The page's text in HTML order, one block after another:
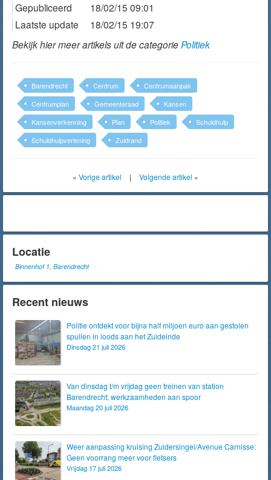
Gepubliceerd
18/02/15 09:01
Laatste update
18/02/15 19:07
Bekijk hier meer artikels uit de categorie Politiek
Barendrecht Centrum
Centrumaanpak
Centrumplan
Gemeenteraad
Kansen
Kansenverkenning
Plan Politiek
Schuldhulp
Schuldhulpverlening
Zuidrand
« Vorige artikel | Volgende artikel »
Locatie
Binnenhof 1, Barendrecht
Recent nieuws
Politie ontdekt voor bijna half miljoen euro aan gestolen
spullen in loods aan het Zuideinde
Dinsdag 21 juli 2026
Van dinsdag t/m vrijdag geen treinen van station
Barendrecht; werkzaamheden aan spoor
Maandag 20 juli 2026
Weer aanpassing kruising Zuidersingel/Avenue Carnisse:
Geen voorrang meer voor fietsers
Vrijdag 17 juli 2026